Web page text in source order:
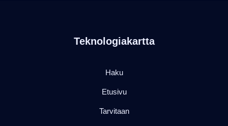
Teknologiakartta
Haku
Etusivu
Tarvitaan